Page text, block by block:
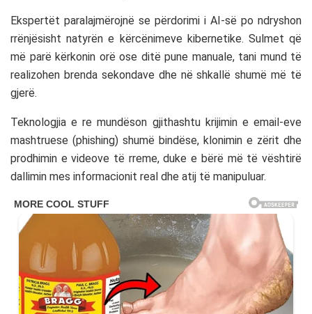
Ekspertët paralajmërojnë se përdorimi i AI-së po ndryshon
rrënjësisht natyrën e kërcënimeve kibernetike. Sulmet që
më parë kërkonin orë ose ditë pune manuale, tani mund të
realizohen brenda sekondave dhe në shkallë shumë më të
gjerë.
Teknologjia e re mundëson gjithashtu krijimin e email-eve
mashtruese (phishing) shumë bindëse, klonimin e zërit dhe
prodhimin e videove të rreme, duke e bërë më të vështirë
dallimin mes informacionit real dhe atij të manipuluar.